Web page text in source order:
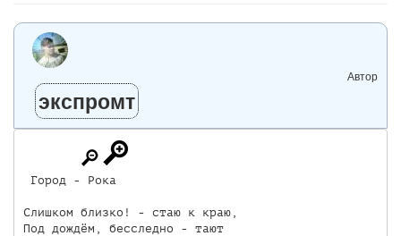
Автор
экспромт
Город - Рока
Слишком близко! - стаю к краю,
Под дождём, бесследно - тают